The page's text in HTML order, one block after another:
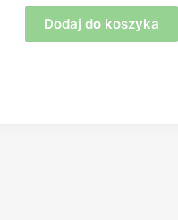
Dodaj do koszyka